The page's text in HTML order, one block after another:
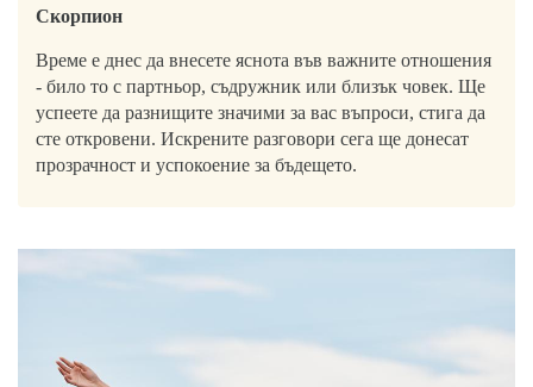
Скорпион
Време е днес да внесете яснота във важните отношения
- било то с партньор, съдружник или близък човек. Ще
успеете да разнищите значими за вас въпроси, стига да
сте откровени. Искрените разговори сега ще донесат
прозрачност и успокоение за бъдещето.